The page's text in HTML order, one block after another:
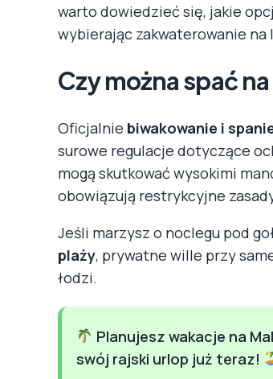
warto dowiedzieć się, jakie
wybierając zakwaterowanie na
Czy można spać
Oficjalnie biwakowanie i
surowe regulacje dotyczące
mogą skutkować wysokimi
obowiązują restrykcyjne
Jeśli marzysz o noclegu pod
plaży, prywatne wille przy
łodzi.
Planujesz wakacje na
swój rajski urlop już teraz!